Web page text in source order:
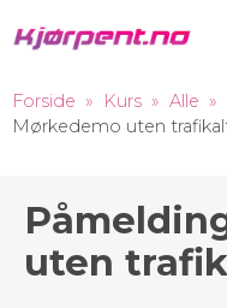
Forside Kurs
Alle
Mørkedemo uten
uten